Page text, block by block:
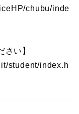
chubu/inde
さい】
student/index.h